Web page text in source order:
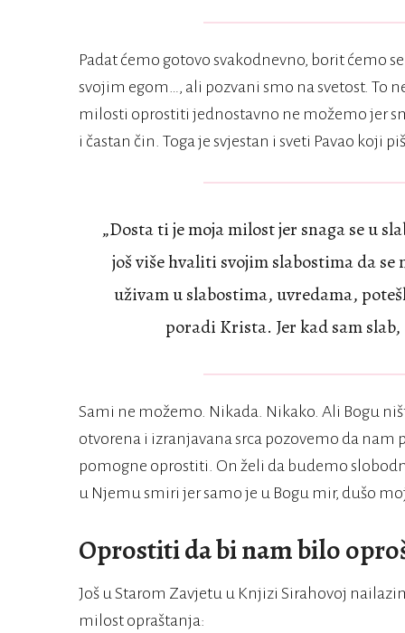
Padat ćemo gotovo svakodnevno, borit ćemo
svojim egom…, ali pozvani smo na svetost. To
milosti oprostiti jednostavno ne možemo jer
i častan čin. Toga je svjestan i sveti Pavao koji
„Dosta ti je moja milost jer snaga se u
još više hvaliti svojim slabostima da
uživam u slabostima, uvredama,
poradi Krista. Jer kad sam slab,
Sami ne možemo. Nikada. Nikako. Ali Bogu
otvorena i izranjavana srca pozovemo da nam
pomogne oprostiti. On želi da budemo
u Njemu smiri jer samo je u Bogu mir, dušo
Oprostiti da bi nam bilo
Još u Starom Zavjetu u Knjizi Sirahovoj
milost opraštanja: